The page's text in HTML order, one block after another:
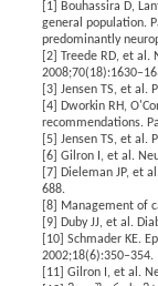
[1]
Bouhassira D,
general population.
predominantly
[2] Treede RD, et al.
[3] Jensen TS, et al.
[4]
Dworkin RH,
recommendations.
[5] Jensen TS, et al.
[6] Gilron I, et al.
[7]
Dieleman JP, et
688.
[8]
Management of
[9]
Duby JJ, et al.
[10] Schmader KE.
2002;18(6):350–354.
[11] Gilron I, et al.